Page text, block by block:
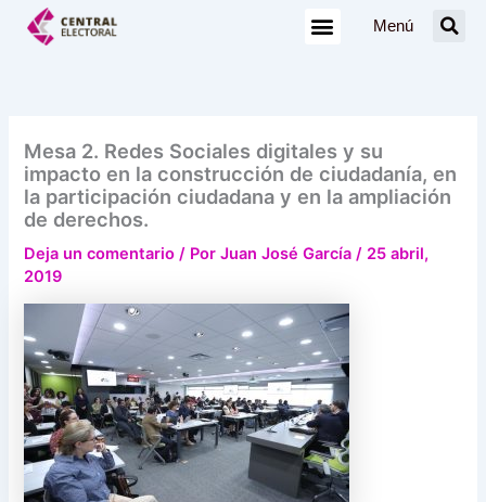
Menú
Mesa 2. Redes Sociales digitales y su
impacto en la construcción de ciudadanía, en
la participación ciudadana y en la ampliación
de derechos.
Deja un comentario / PorJuan José García/ 25 abril,
2019